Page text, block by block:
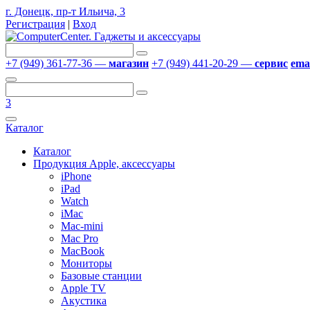
г. Донецк, пр-т Ильича, 3
Регистрация | Вход
+7 (949) 361-77-36 — магазин +7 (949) 441-20-29 — сервис
3
Каталог
Каталог
Продукция Apple, аксессуары
iPhone
iPad
Watch
iMac
Mac-mini
Mac Pro
MacBook
Мониторы
Базовые станции
Apple TV
Акустика